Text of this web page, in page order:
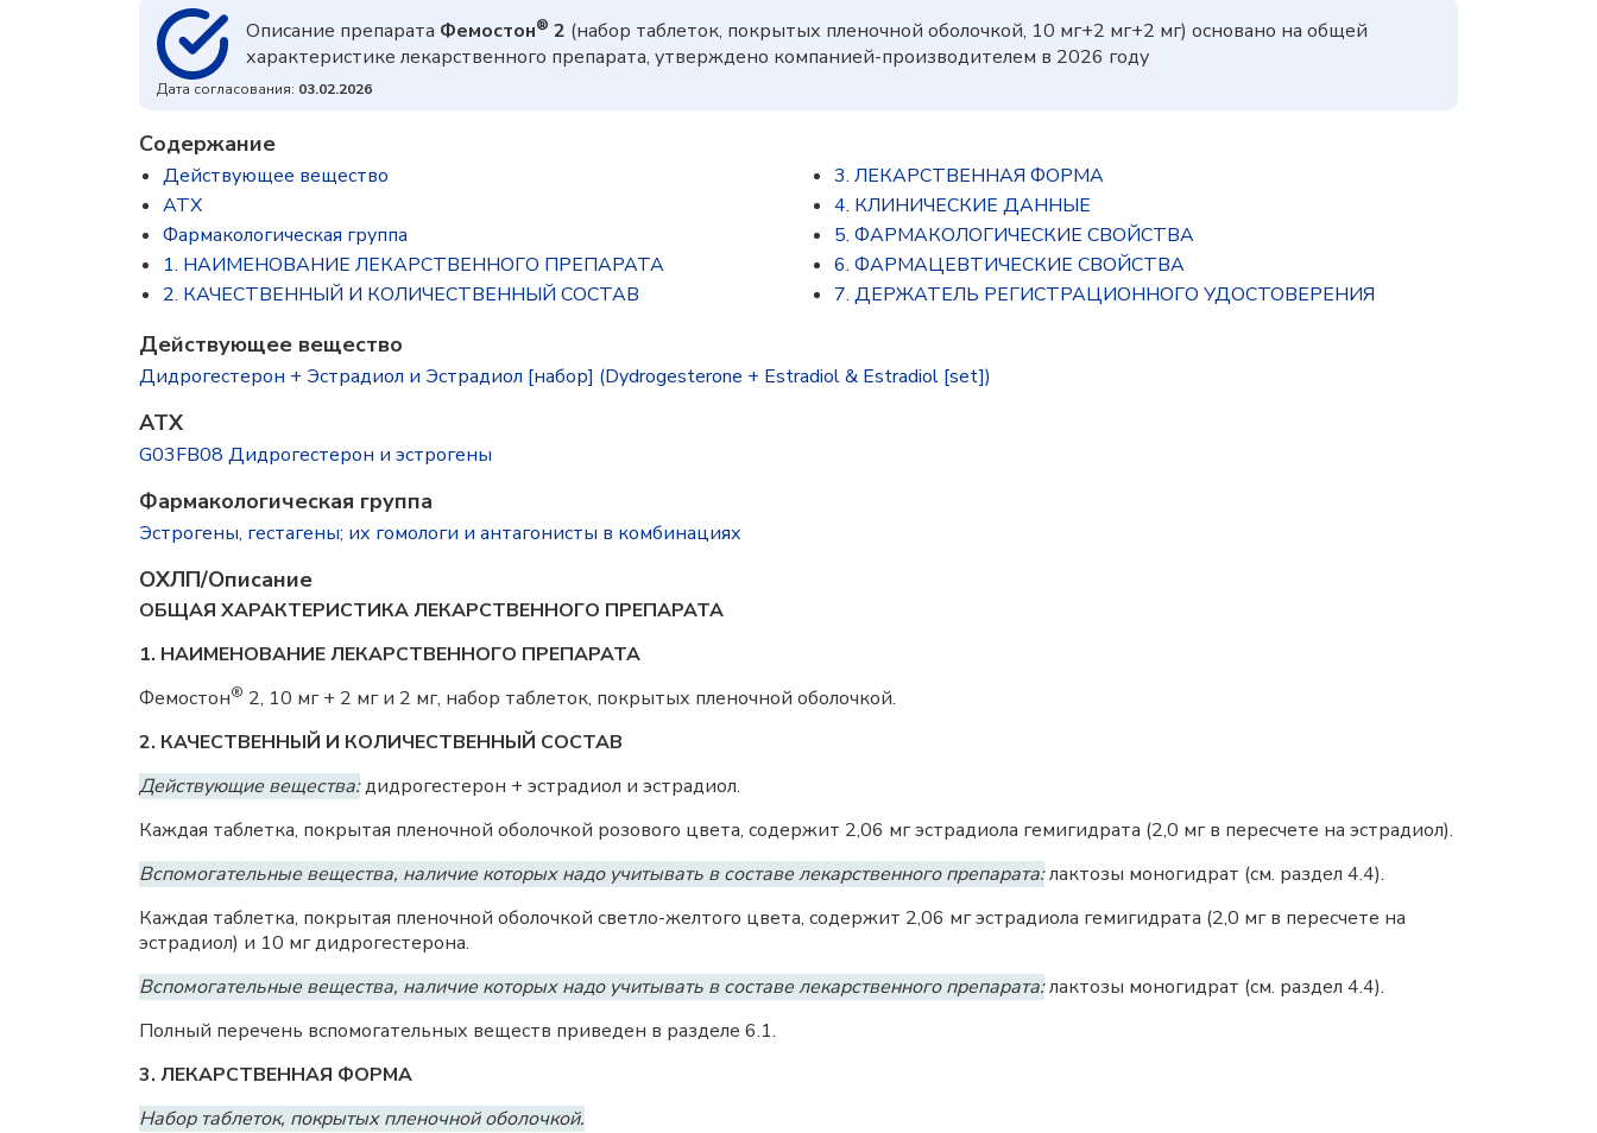
Описание препарата Фемостон® 2 (набор таблеток, покрытых пленочной оболочкой, 10 мг+2 мг+2 мг) основано на общей
характеристике лекарственного препарата, утверждено компанией-производителем в 2026 году
Дата согласования: 03.02.2026
Содержание
Действующее вещество
ATX
Фармакологическая группа
1. НАИМЕНОВАНИЕ ЛЕКАРСТВЕННОГО ПРЕПАРАТА
2. КАЧЕСТВЕННЫЙ И КОЛИЧЕСТВЕННЫЙ СОСТАВ
3. ЛЕКАРСТВЕННАЯ ФОРМА
4. КЛИНИЧЕСКИЕ ДАННЫЕ
5. ФАРМАКОЛОГИЧЕСКИЕ СВОЙСТВА
6. ФАРМАЦЕВТИЧЕСКИЕ СВОЙСТВА
7. ДЕРЖАТЕЛЬ РЕГИСТРАЦИОННОГО УДОСТОВЕРЕНИЯ
Действующее вещество
Дидрогестерон + Эстрадиол и Эстрадиол [набор] (Dydrogesterone + Estradiol & Estradiol [set])
ATX
G03FB08 Дидрогестерон и эстрогены
Фармакологическая группа
Эстрогены, гестагены; их гомологи и антагонисты в комбинациях
ОХЛП/Описание
ОБЩАЯ ХАРАКТЕРИСТИКА ЛЕКАРСТВЕННОГО ПРЕПАРАТА
1. НАИМЕНОВАНИЕ ЛЕКАРСТВЕННОГО ПРЕПАРАТА
Фемостон® 2, 10 мг + 2 мг и 2 мг, набор таблеток, покрытых пленочной оболочкой.
2. КАЧЕСТВЕННЫЙ И КОЛИЧЕСТВЕННЫЙ СОСТАВ
Действующие вещества:дидрогестерон + эстрадиол и эстрадиол.
Каждая таблетка, покрытая пленочной оболочкой розового цвета, содержит 2,06 мг эстрадиола гемигидрата (2,0 мг в пересчете на эстрадиол).
Вспомогательные вещества, наличие которых надо учитывать в составе лекарственного препарата:лактозы моногидрат (см. раздел 4.4).
Каждая таблетка, покрытая пленочной оболочкой светло-желтого цвета, содержит 2,06 мг эстрадиола гемигидрата (2,0 мг в пересчете на
эстрадиол) и 10 мг дидрогестерона.
Вспомогательные вещества, наличие которых надо учитывать в составе лекарственного препарата:лактозы моногидрат (см. раздел 4.4).
Полный перечень вспомогательных веществ приведен в разделе 6.1.
3. ЛЕКАРСТВЕННАЯ ФОРМА
Набор таблеток, покрытых пленочной оболочкой.